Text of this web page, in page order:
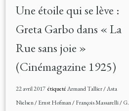
Une étoile qui se lève :
Greta Garbo dans « La
Rue sans joie »
(Cinémagazine 1925)
22 avril 2017étiquetéArmand Tallier/Asta
Nielsen/Ernst Hofman/François Massarelli/G.